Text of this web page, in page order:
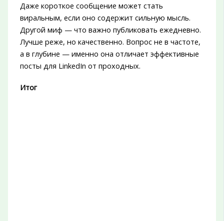
Даже короткое сообщение может стать
виральным, если оно содержит сильную мысль.
Другой миф — что важно публиковать ежедневно.
Лучше реже, но качественно. Вопрос не в частоте,
а в глубине — именно она отличает эффективные
посты для LinkedIn от проходных.
Итог